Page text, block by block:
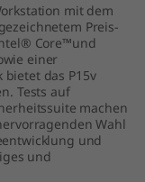
mit dem
Preis-
Core™und
einer
das P15v
Tests auf
machen
Wahl
und
und